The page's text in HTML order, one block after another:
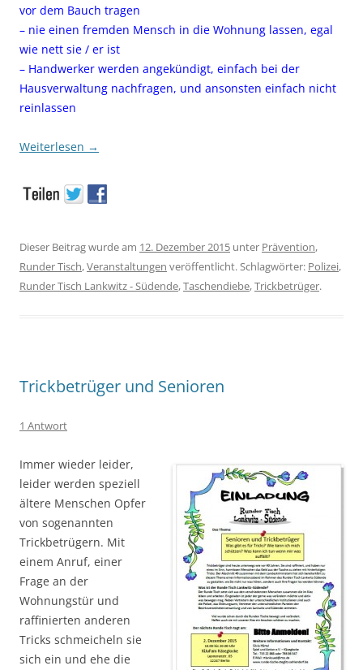
vor dem Bauch tragen
– nie einen fremden Mensch in die Wohnung lassen, egal
wie nett sie / er ist
– Handwerker werden angekündigt, einfach bei der
Hausverwaltung nachfragen, und ansonsten einfach nicht
reinlassen
Weiterlesen →
Dieser Beitrag wurde am 12. Dezember 2015 unter Prävention,
Runder Tisch,Veranstaltungen veröffentlicht. Schlagwörter: Polizei,
Runder Tisch Lankwitz - Südende,Taschendiebe,Trickbetrüger.
Trickbetrüger und Senioren
1 Antwort
Immer wieder leider,
leider werden speziell
ältere Menschen Opfer
von sogenannten
Trickbetrügern. Mit
einem Anruf, einer
Frage an der
Wohnungstür und
raffinierten anderen
Tricks schmeicheln sie
sich ein und ehe die